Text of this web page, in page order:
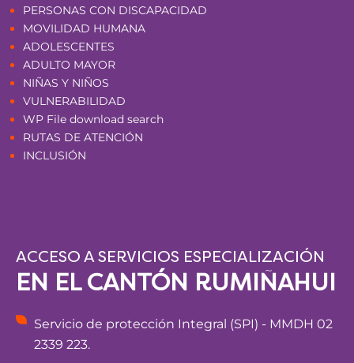
PERSONAS CON DISCAPACIDAD
MOVILIDAD HUMANA
ADOLESCENTES
ADULTO MAYOR
NIÑAS Y NIÑOS
VULNERABILIDAD
WP File download search
RUTAS DE ATENCIÓN
INCLUSIÓN
ACCESO A SERVICIOS ESPECIALIZACIÓN
EN EL CANTÓN RUMIÑAHUI
Servicio de protección Integral (SPI) - MMDH 02
2339 223.